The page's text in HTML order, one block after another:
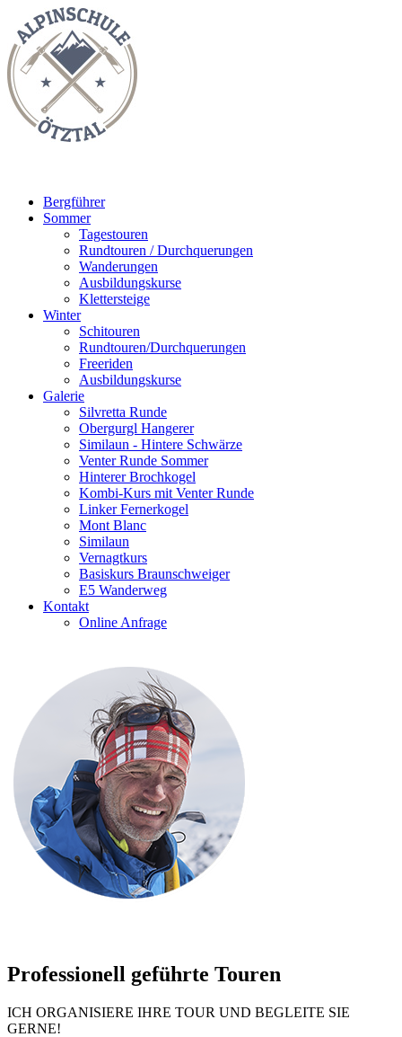
Bergführer
Sommer
Tagestouren
Rundtouren / Durchquerungen
Wanderungen
Ausbildungskurse
Klettersteige
Winter
Schitouren
Rundtouren/Durchquerungen
Freeriden
Ausbildungskurse
Galerie
Silvretta Runde
Obergurgl Hangerer
Similaun - Hintere Schwärze
Venter Runde Sommer
Hinterer Brochkogel
Kombi-Kurs mit Venter Runde
Linker Fernerkogel
Mont Blanc
Similaun
Vernagtkurs
Basiskurs Braunschweiger
E5 Wanderweg
Kontakt
Online Anfrage
Professionell geführte Touren
ICH ORGANISIERE IHRE TOUR UND BEGLEITE SIE
GERNE!